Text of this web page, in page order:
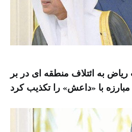
به ائتلاف منطقه ای در بر
مبارزه با «داعش» را تکذیب کرد